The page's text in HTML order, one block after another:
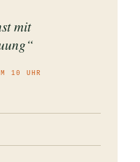
mit
10 UHR